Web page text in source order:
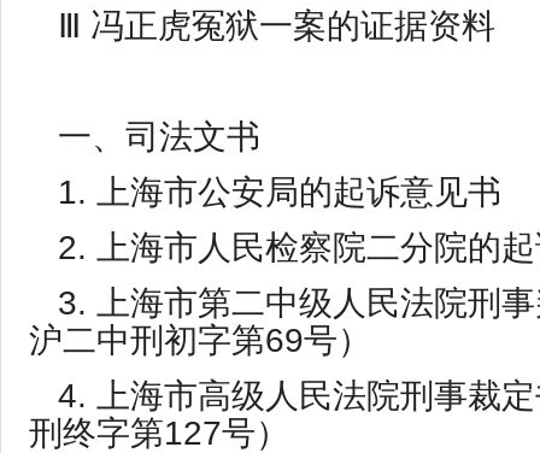
Ⅲ 冯正虎冤狱一案的证据资料
一、司法文书
1. 上海市公安局的起诉意见书
2. 上海市人民检察院二分院的
3. 上海市第二中级人民法院刑
沪二中刑初字第69号）
4. 上海市高级人民法院刑事裁
刑终字第127号）